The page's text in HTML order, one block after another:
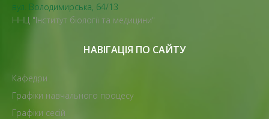
вул. Володимирська, 64/13
ННЦ "Інститут біології та медицини"
НАВІГАЦІЯ ПО САЙТУ
Кафедри
Графіки навчального процесу
Графіки сесій